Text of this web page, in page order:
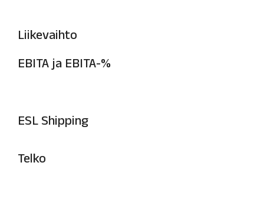
Liikevaihto
EBITA ja EBITA-%
ESL Shipping
Telko